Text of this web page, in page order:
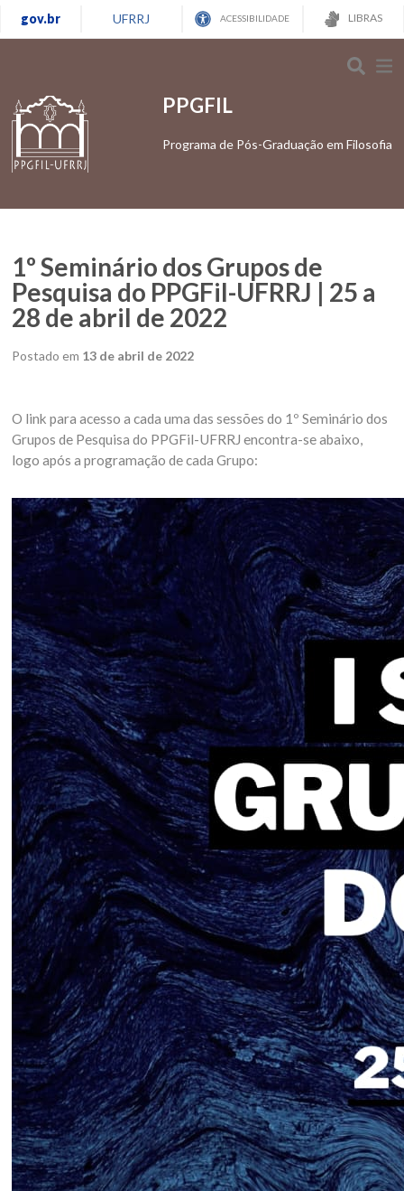
gov.br UFRRJ ACESSIBILIDADE LIBRAS
PPGFIL
Programa de Pós-Graduação em Filosofia
1º Seminário dos Grupos de
Pesquisa do PPGFil-UFRRJ | 25 a
28 de abril de 2022
Postado em 13 de abril de 2022
O link para acesso a cada uma das sessões do 1º Seminário dos
Grupos de Pesquisa do PPGFil-UFRRJ encontra-se abaixo,
logo após a programação de cada Grupo: